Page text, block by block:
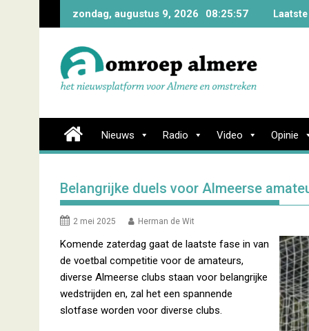
zondag, augustus 9, 2026 08:25:58
Nieuws Radio Video Opinie
Belangrijke duels voor Almeerse
2 mei 2025 Herman de Wit
Komende zaterdag gaat de laatste fase in van
de voetbal competitie voor de amateurs,
diverse Almeerse clubs staan voor belangrijke
wedstrijden en, zal het een spannende
slotfase worden voor diverse clubs.